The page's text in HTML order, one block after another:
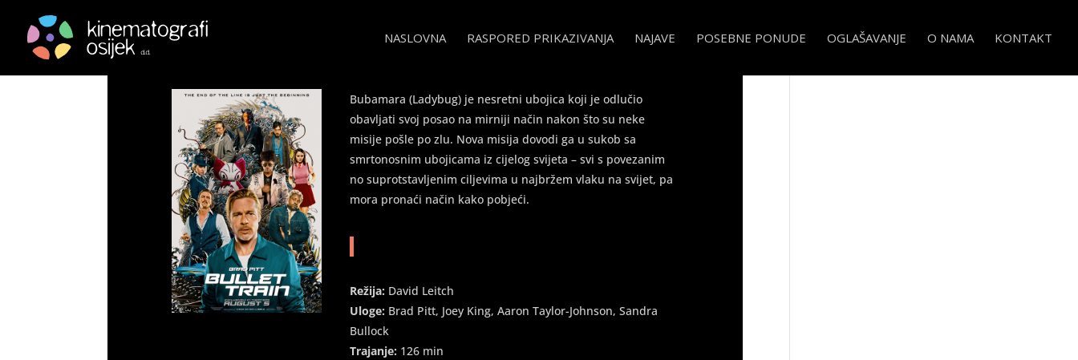
NASLOVNA RASPORED PRIKAZIVANJA NAJAVE POSEBNE PONUDE OGLAŠAVANJE O NAMA KONTAKT
Brzina metka – Bullet Train
Aug 24, 2022|Arhiva|0 comments
Bubamara (Ladybug) je nesretni ubojica koji je odlučio
obavljati svoj posao na mirniji način nakon što su neke
misije pošle po zlu. Nova misija dovodi ga u sukob sa
smrtonosnim ubojicama iz cijelog svijeta – svi s povezanim
no suprotstavljenim ciljevima u najbržem vlaku na svijet, pa
mora pronaći način kako pobjeći.
Režija: David Leitch
Uloge: Brad Pitt, Joey King, Aaron Taylor-Johnson, Sandra
Bullock
Trajanje: 126 min